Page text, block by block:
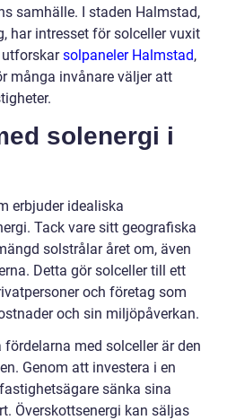
samhälle. I staden Halmstad,
har intresset för solceller vuxit
utforskarsolpaneler Halmstad,
många invånare väljer att
solenergi i
erbjuder idealiska
Tack vare sitt geografiska
solstrålar året om, även
Detta gör solceller till ett
och företag som
och sin miljöpåverkan.
med solceller är den
Genom att investera i en
sänka sina
Överskottsenergi kan säljas